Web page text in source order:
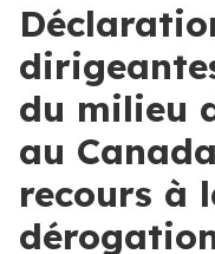
du milieu
au
recours à